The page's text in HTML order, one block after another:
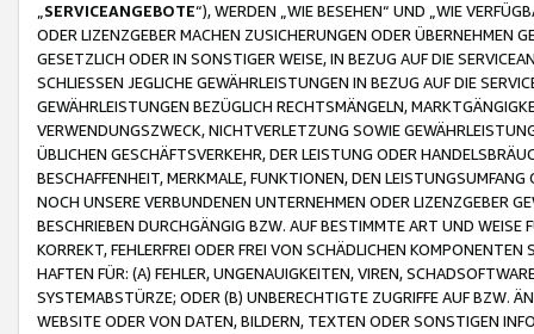
SERVICEANGEBOTE“), WERDEN „WIE BESEHEN“ UND „WIE
ODER LIZENZGEBER MACHEN ZUSICHERUNGEN ODER ÜBERNEHMEN
GESETZLICH ODER IN SONSTIGER WEISE, IN BEZUG AUF DIE
SCHLIESSEN JEGLICHE GEWÄHRLEISTUNGEN IN BEZUG AUF DIE
GEWÄHRLEISTUNGEN BEZÜGLICH RECHTSMÄNGELN,
VERWENDUNGSZWECK, NICHTVERLETZUNG SOWIE
ÜBLICHEN GESCHÄFTSVERKEHR, DER LEISTUNG ODER
BESCHAFFENHEIT, MERKMALE, FUNKTIONEN, DEN
NOCH UNSERE VERBUNDENEN UNTERNEHMEN ODER LIZENZGEBER
BESCHRIEBEN DURCHGÄNGIG BZW. AUF BESTIMMTE ART UND
KORREKT, FEHLERFREI ODER FREI VON SCHÄDLICHEN
HAFTEN FÜR: (A) FEHLER, UNGENAUIGKEITEN, VIREN,
SYSTEMABSTÜRZE; ODER (B) UNBERECHTIGTE ZUGRIFFE AUF BZW.
WEBSITE ODER VON DATEN, BILDERN, TEXTEN ODER SONSTIGEN